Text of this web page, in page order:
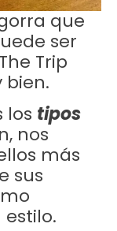
que
ser
Trip
bien.
los tipos
nos
más
sus